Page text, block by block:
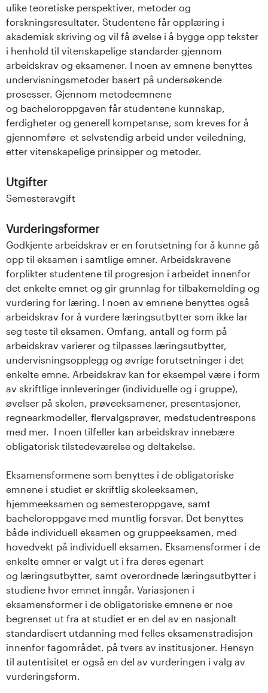
ulike teoretiske perspektiver, metoder og
forskningsresultater. Studentene får opplæring i
akademisk skriving og vil få øvelse i å bygge opp tekster
i henhold til vitenskapelige standarder gjennom
arbeidskrav og eksamener. I noen av emnene benyttes
undervisningsmetoder basert på undersøkende
prosesser. Gjennom metodeemnene
og bacheloroppgaven får studentene kunnskap,
ferdigheter og generell kompetanse, som kreves for å
gjennomføre et selvstendig arbeid under veiledning,
etter vitenskapelige prinsipper og metoder.
Utgifter
Semesteravgift
Vurderingsformer
Godkjente arbeidskrav er en forutsetning for å kunne gå
opp til eksamen i samtlige emner. Arbeidskravene
forplikter studentene til progresjon i arbeidet innenfor
det enkelte emnet og gir grunnlag for tilbakemelding og
vurdering for læring. I noen av emnene benyttes også
arbeidskrav for å vurdere læringsutbytter som ikke lar
seg teste til eksamen. Omfang, antall og form på
arbeidskrav varierer og tilpasses læringsutbytter,
undervisningsopplegg og øvrige forutsetninger i det
enkelte emne. Arbeidskrav kan for eksempel være i form
av skriftlige innleveringer (individuelle og i gruppe),
øvelser på skolen, prøveeksamener, presentasjoner,
regnearkmodeller, flervalgsprøver, medstudentrespons
med mer. I noen tilfeller kan arbeidskrav innebære
obligatorisk tilstedeværelse og deltakelse.
Eksamensformene som benyttes i de obligatoriske
emnene i studiet er skriftlig skoleeksamen,
hjemmeeksamen og semesteroppgave, samt
bacheloroppgave med muntlig forsvar. Det benyttes
både individuell eksamen og gruppeeksamen, med
hovedvekt på individuell eksamen. Eksamensformer i de
enkelte emner er valgt ut i fra deres egenart
og læringsutbytter, samt overordnede læringsutbytter i
studiene hvor emnet inngår. Variasjonen i
eksamensformer i de obligatoriske emnene er noe
begrenset ut fra at studiet er en del av en nasjonalt
standardisert utdanning med felles eksamenstradisjon
innenfor fagområdet, på tvers av institusjoner. Hensyn
til autentisitet er også en del av vurderingen i valg av
vurderingsform.